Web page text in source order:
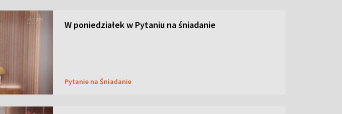
W poniedziałek w Pytaniu na śniadanie
Pytanie na Śniadanie